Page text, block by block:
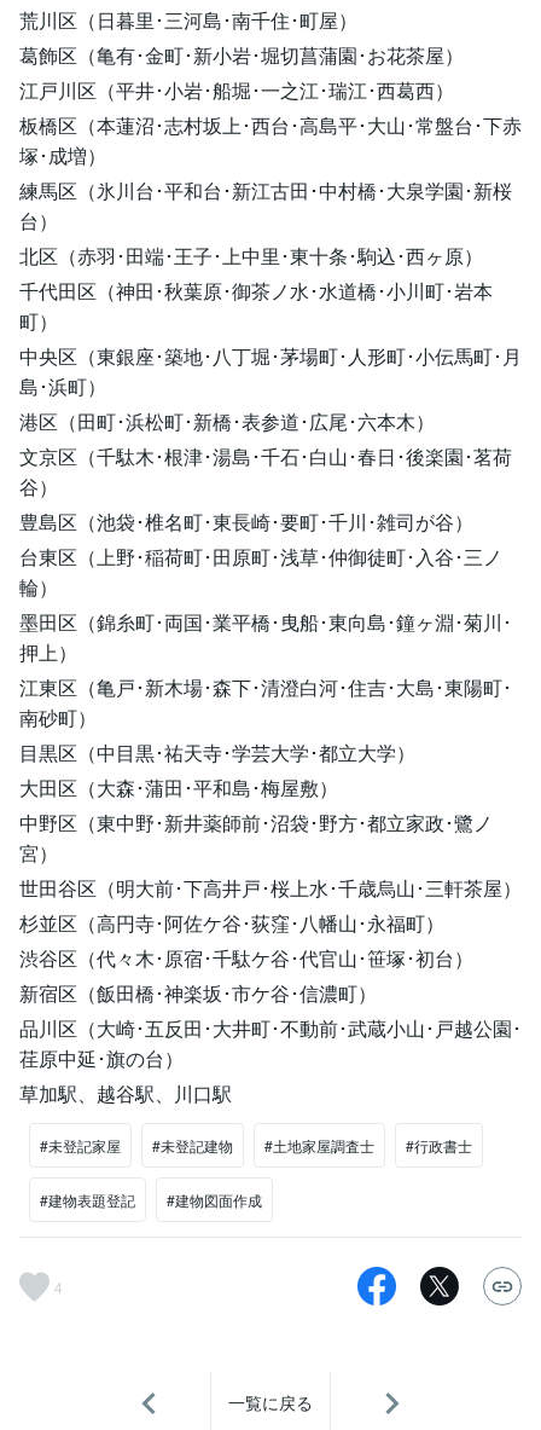
荒川区（日暮里･三河島･南千住･町屋）
葛飾区（亀有･金町･新小岩･堀切菖蒲園･お花茶屋）
江戸川区（平井･小岩･船堀･一之江･瑞江･西葛西）
板橋区（本蓮沼･志村坂上･西台･高島平･大山･常盤台･下赤
塚･成増）
練馬区（氷川台･平和台･新江古田･中村橋･大泉学園･新桜
台）
北区（赤羽･田端･王子･上中里･東十条･駒込･西ヶ原）
千代田区（神田･秋葉原･御茶ノ水･水道橋･小川町･岩本
町）
中央区（東銀座･築地･八丁堀･茅場町･人形町･小伝馬町･月
島･浜町）
港区（田町･浜松町･新橋･表参道･広尾･六本木）
文京区（千駄木･根津･湯島･千石･白山･春日･後楽園･茗荷
谷）
豊島区（池袋･椎名町･東長崎･要町･千川･雑司が谷）
台東区（上野･稲荷町･田原町･浅草･仲御徒町･入谷･三ノ
輪）
墨田区（錦糸町･両国･業平橋･曳船･東向島･鐘ヶ淵･菊川･
押上）
江東区（亀戸･新木場･森下･清澄白河･住吉･大島･東陽町･
南砂町）
目黒区（中目黒･祐天寺･学芸大学･都立大学）
大田区（大森･蒲田･平和島･梅屋敷）
中野区（東中野･新井薬師前･沼袋･野方･都立家政･鷺ノ
宮）
世田谷区（明大前･下高井戸･桜上水･千歳烏山･三軒茶屋）
杉並区（高円寺･阿佐ケ谷･荻窪･八幡山･永福町）
渋谷区（代々木･原宿･千駄ケ谷･代官山･笹塚･初台）
新宿区（飯田橋･神楽坂･市ケ谷･信濃町）
品川区（大崎･五反田･大井町･不動前･武蔵小山･戸越公園･
荏原中延･旗の台）
草加駅、越谷駅、川口駅
#未登記家屋 #未登記建物 #土地家屋調査士 #行政書士
#建物表題登記 #建物図面作成
4
一覧に戻る